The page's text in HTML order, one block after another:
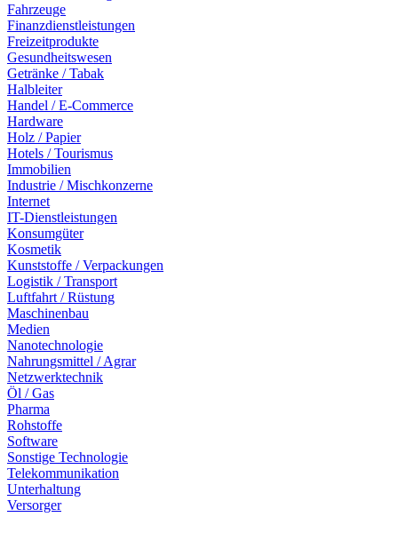
Fahrzeuge
Finanzdienstleistungen
Freizeitprodukte
Gesundheitswesen
Getränke / Tabak
Halbleiter
Handel / E-Commerce
Hardware
Holz / Papier
Hotels / Tourismus
Immobilien
Industrie / Mischkonzerne
Internet
IT-Dienstleistungen
Konsumgüter
Kosmetik
Kunststoffe / Verpackungen
Logistik / Transport
Luftfahrt / Rüstung
Maschinenbau
Medien
Nanotechnologie
Nahrungsmittel / Agrar
Netzwerktechnik
Öl / Gas
Pharma
Rohstoffe
Software
Sonstige Technologie
Telekommunikation
Unterhaltung
Versorger